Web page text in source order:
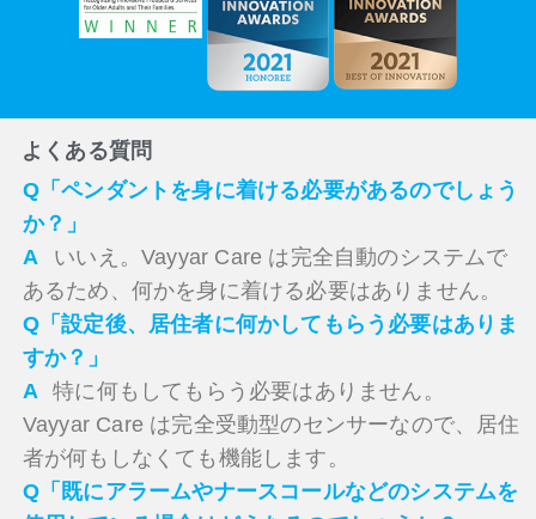
よくある質問
Q「ペンダントを身に着ける必要があるのでしょう
か？」
A
いいえ。Vayyar Care は完全自動のシステムで
あるため、何かを身に着ける必要はありません。
Q「設定後、居住者に何かしてもらう必要はありま
すか？」
A
特に何もしてもらう必要はありません。
Vayyar Care は完全受動型のセンサーなので、居住
者が何もしなくても機能します。
Q「既にアラームやナースコールなどのシステムを